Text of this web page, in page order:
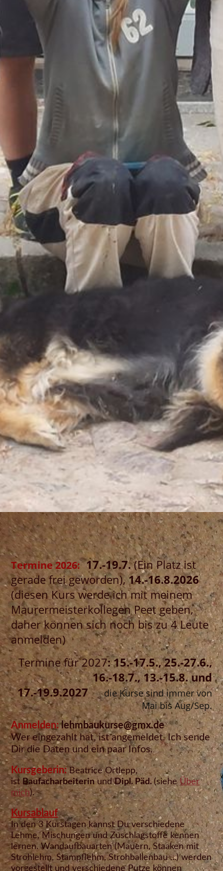
Termine 2026: 17.-19.7.(Ein Platz ist
gerade frei geworden),14.-16.8.2026
(diesen Kurs werde ich mit meinem
Maurermeisterkollegen Peet geben,
daher können sich noch bis zu 4 Leute
anmelden)
Termine für 2027: 15.-17.5., 25.-27.6.,
16.-18.7., 13.-15.8. und
17.-19.9.2027
die Kurse sind immer von
Mai bis Aug/Sep.
Anmelden:lehmbaukurse@gmx.de
Wer eingezahlt hat, ist angemeldet. Ich sende
Dir die Daten und ein paar Infos.
Kursgeberin: Beatrice Ortlepp,
istBaufacharbeiterinundDipl. Päd.(sieheÜber
mich).
Kursablauf
In den 3 Kurstagen kannst Du verschiedene
Lehme, Mischungen und Zuschlagstoffe kennen
lernen. Wandaufbauarten (Mauern, Staaken mit
Strohlehm, Stampflehm, Strohballenbau ...) werden
vorgestellt und verschiedene Putze können